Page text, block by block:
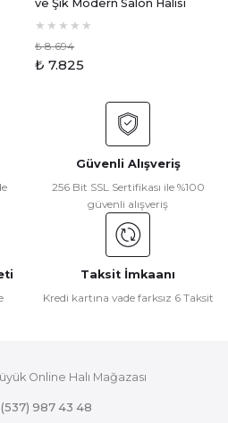
ve Şık Modern Salon Halısı
₺ 8.694
₺ 7.825
Güvenli Alışveriş
256 Bit SSL Sertifikası ile %100
güvenli alışveriş
Taksit İmkaanı
Kredi kartına vade farksız 6 Taksit
Online Halı Mağazası
987 43 48